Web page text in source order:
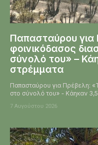
Παπασταύρου για
φοινικόδασος
σύνολό του» –
στρέμματα
Παπασταύρου για Πρέβελη:
στο σύνολό του» - Κάηκαν
7 Αυγούστου 2026